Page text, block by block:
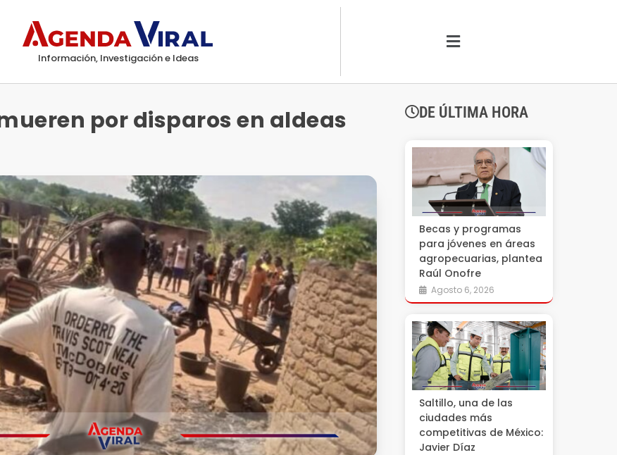
Información, Investigación e Ideas
por disparos en aldeas
DE ÚLTIMA HORA
Becas y programas
para jóvenes en áreas
agropecuarias, plantea
Raúl Onofre
Agosto 6, 2026
Saltillo, una de las
ciudades más
competitivas de México:
Javier Díaz